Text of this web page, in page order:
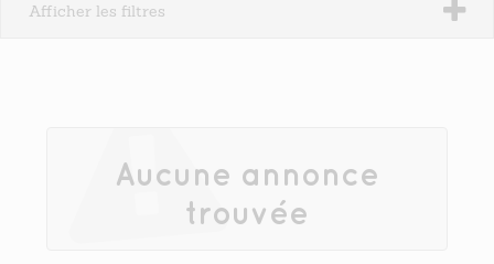
Afficher les filtres
Aucune annonce
trouvée